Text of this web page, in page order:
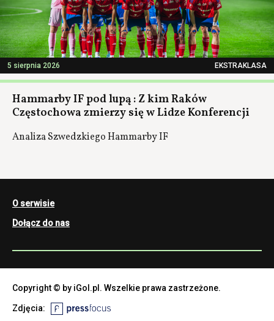
5 sierpnia 2026 EKSTRAKLASA
Hammarby IF pod lupą : Z kim Raków
Częstochowa zmierzy się w Lidze Konferencji
Analiza Szwedzkiego Hammarby IF
O serwisie
Dołącz do nas
Copyright © by iGol.pl. Wszelkie prawa zastrzeżone.
Zdjęcia: